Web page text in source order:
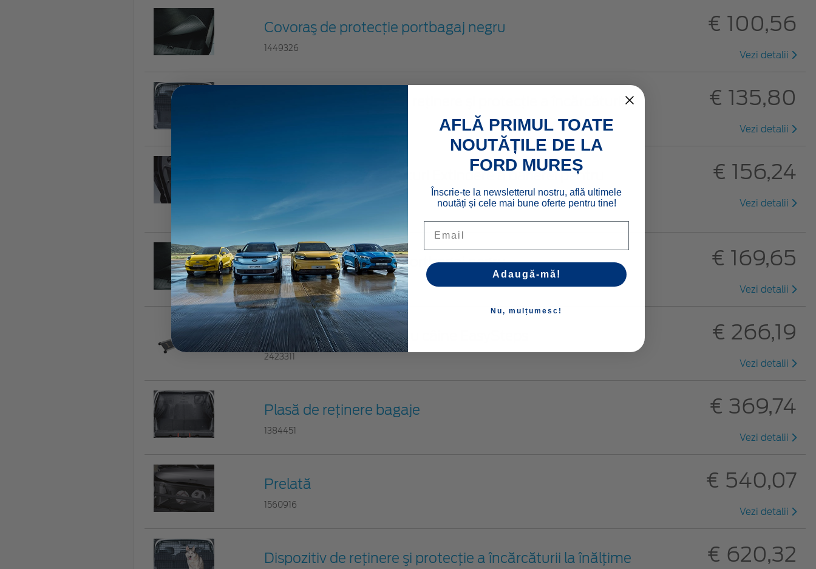
Covoraş de protecţie portbagaj negru
1449326
€ 100,56
Vezi detalii
€ 135,80
Vezi detalii
Barieră pentru încărcături Extindere a barierei pentru
încărcături
€ 156,24
Vezi detalii
Covoraş de protecţie portbagaj negru
1711141
€ 169,65
Vezi detalii
4pets®* Rampă pentru câine EasySteps
2423311
€ 266,19
Vezi detalii
Plasă de reţinere bagaje
1384451
€ 369,74
Vezi detalii
Prelată
1560916
€ 540,07
Vezi detalii
Dispozitiv de reţinere şi protecţie a încărcăturii la înălţime
€ 620,32
AFLĂ PRIMUL TOATE
NOUTĂȚILE DE LA
FORD MUREȘ
Înscrie-te la newsletterul nostru, află ultimele
noutăți și cele mai bune oferte pentru tine!
Adaugă-mă!
Nu, mulțumesc!